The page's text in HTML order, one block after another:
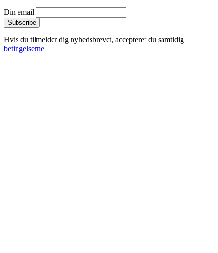
Din email
Hvis du tilmelder dig nyhedsbrevet, accepterer du samtidig
betingelserne